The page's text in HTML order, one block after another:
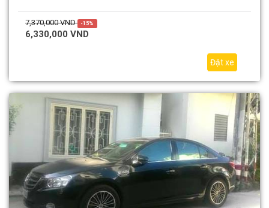
7,370,000 VND -15%
6,330,000 VND
Đặt xe